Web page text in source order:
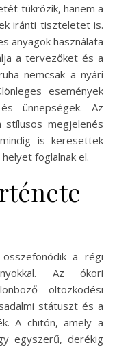
tükrözik, hanem a
iránti tiszteletet is.
anyagok használata
a tervezőket és a
nemcsak a nyári
események
ünnepségek. Az
megjelenés
is keresettek
foglalnak el.
a régi
Az ókori
öltözködési
státuszt és a
A chitón, amely a
egyszerű, derékig